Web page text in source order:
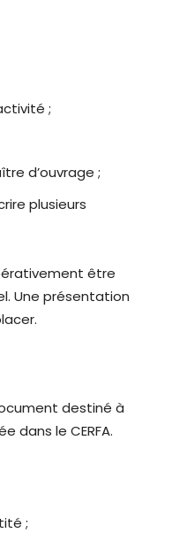
;
d’ouvrage ;
plusieurs
être
Une présentation
destiné à
dans le CERFA.
;